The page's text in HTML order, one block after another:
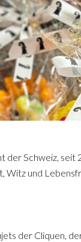
der Schweiz, seit
und
der Cliquen,